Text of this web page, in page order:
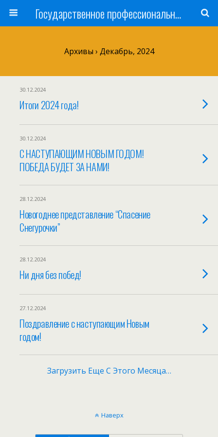
Государственное профессиональное образовательное учреждение
Архивы › Декабрь, 2024
30.12.2024
Итоги 2024 года!
30.12.2024
С НАСТУПАЮЩИМ НОВЫМ ГОДОМ!
ПОБЕДА БУДЕТ ЗА НАМИ!
28.12.2024
Новогоднее представление “Спасение
Снегурочки”
28.12.2024
Ни дня без побед!
27.12.2024
Поздравление с наступающим Новым
годом!
Загрузить Еще С Этого Месяца…
Наверх